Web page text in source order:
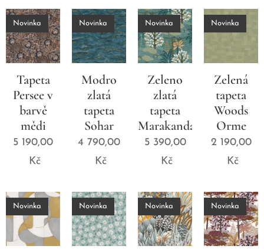
Tapeta
Persee v
barvě
mědi
Novinka
5 190,00
Kč
Modro
zlatá
tapeta
Sohar
Novinka
4 790,00
Kč
Zeleno
zlatá
tapeta
Marakanda
Novinka
5 390,00
Kč
Zelená
tapeta
Woods
Orme
Novinka
2 190,00
Kč
Novinka Novinka Novinka Novinka